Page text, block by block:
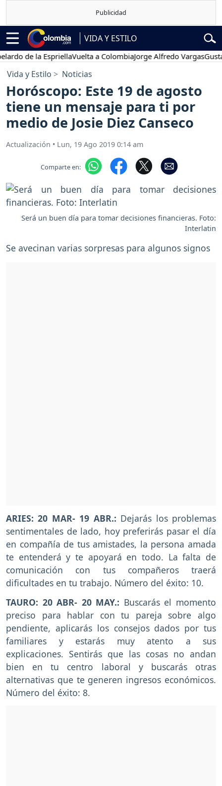
VIDA Y ESTILO
de la EspriellaVuelta a ColombiaJorge Alfredo VargasGustavo
Vida y Estilo Noticias
Horóscopo: Este 19 de agosto
tiene un mensaje para ti por
medio de Josie Diez Canseco
Actualización • Lun, 19 Ago 2019 0:14 am
Comparte en:
Será un buen día para tomar decisiones financieras. Foto:
Interlatin
Se avecinan varias sorpresas para algunos signos
ARIES: 20 MAR- 19 ABR.: Dejarás los problemas
sentimentales de lado, hoy preferirás pasar el día
en compañía de tus amistades, la persona amada
te entenderá y te apoyará en todo. La falta de
comunicación con tus compañeros traerá
dificultades en tu trabajo. Número del éxito: 10.
TAURO: 20 ABR- 20 MAY.: Buscarás el momento
preciso para hablar con tu pareja sobre algo
pendiente, aplicarás los consejos dados por tus
familiares y estarás muy atento a sus
explicaciones. Sentirás que las cosas no andan
bien en tu centro laboral y buscarás otras
alternativas que te generen ingresos económicos.
Número del éxito: 8.